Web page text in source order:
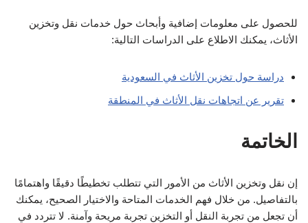
للحصول على معلومات إضافية وأبحاث حول خدمات نقل وتخزين
الأثاث، يمكنك الاطلاع على الدراسات التالية:
دراسة حول تخزين الأثاث في السعودية
تقرير عن اتجاهات نقل الأثاث في المنطقة
الخاتمة
إن نقل وتخزين الأثاث من الأمور التي تتطلب تخطيطًا دقيقًا واهتمامًا
بالتفاصيل. من خلال فهم الخدمات المتاحة والاختيار الصحيح، يمكنك
أن تجعل من تجربة النقل أو التخزين تجربة مريحة وآمنة. لا تتردد في